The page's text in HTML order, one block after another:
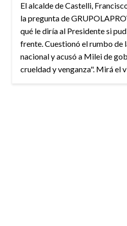
El alcalde de Castelli,
la pregunta de
qué le diría al Presidente si
frente. Cuestionó el rumbo de
nacional y acusó a Milei de
crueldad y venganza". Mirá el